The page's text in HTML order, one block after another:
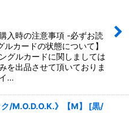
入時の注意事項 -必ずお読
カードの状態について】
グルカードに関しましては
を出品させて頂いておりま
…
/M.O.D.O.K.》【M】 [黒/